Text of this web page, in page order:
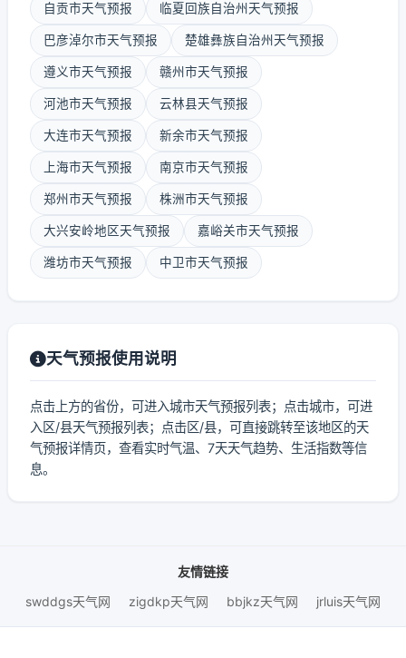
自贡市天气预报 临夏回族自治州天气预报
巴彦淖尔市天气预报 楚雄彝族自治州天气预报
遵义市天气预报 赣州市天气预报
河池市天气预报 云林县天气预报
大连市天气预报 新余市天气预报
上海市天气预报 南京市天气预报
郑州市天气预报 株洲市天气预报
大兴安岭地区天气预报 嘉峪关市天气预报
潍坊市天气预报 中卫市天气预报
天气预报使用说明
点击上方的省份，可进入城市天气预报列表；点击城市，可进
入区/县天气预报列表；点击区/县，可直接跳转至该地区的天
气预报详情页，查看实时气温、7天天气趋势、生活指数等信
息。
友情链接
swddgs天气网
zigdkp天气网 bbjkz天气网 jrluis天气网